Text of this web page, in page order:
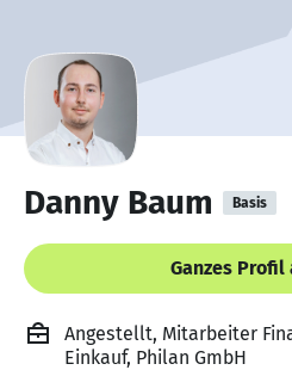
Danny Baum Basis
Ganzes Profil
Angestellt, Mitarbeiter
Einkauf, Philan GmbH